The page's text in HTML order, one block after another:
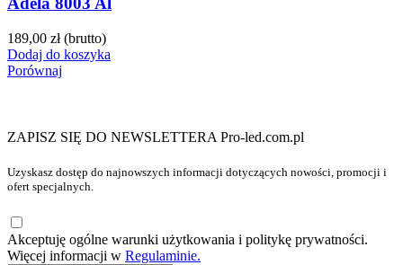
189,00 zł (brutto)
Dodaj do koszyka
Porównaj
ZAPISZ SIĘ DO NEWSLETTERA Pro-led.com.pl
Uzyskasz dostęp do najnowszych informacji dotyczących nowości, promocji i
ofert specjalnych.
Akceptuję ogólne warunki użytkowania i politykę prywatności.
Więcej informacji w Regulaminie.